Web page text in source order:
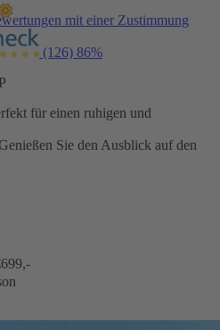
mit einer Zustimmung
(126) 86%
für einen ruhigen und
Sie den Ausblick auf den
699,-